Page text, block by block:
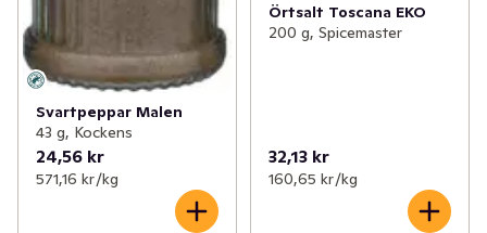
Svartpeppar Malen
43 g, Kockens
24,56 kr
571,16 kr /kg
Örtsalt Toscana EKO
200 g, Spicemaster
32,13 kr
160,65 kr /kg